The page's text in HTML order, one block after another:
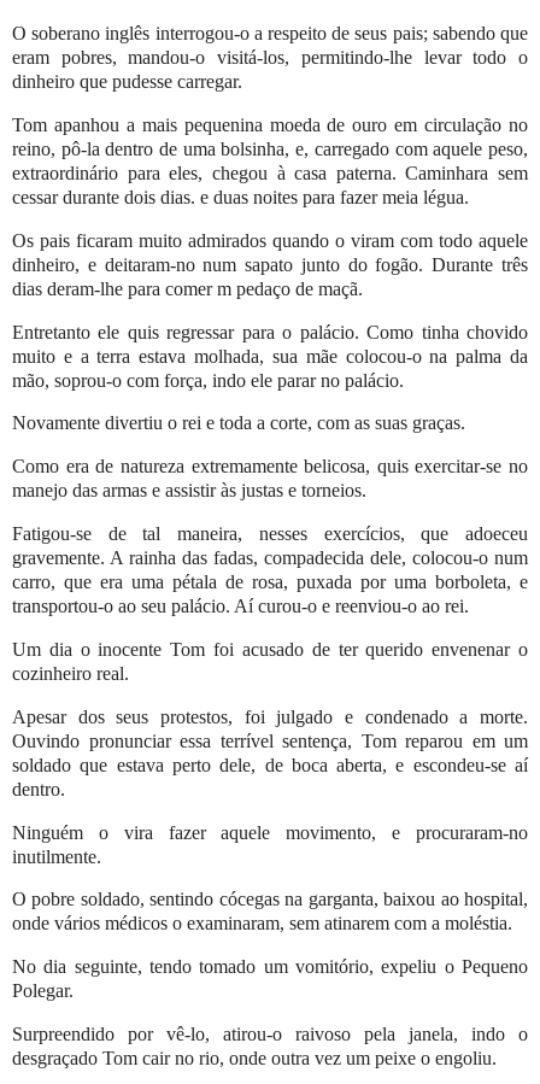
O soberano inglês interrogou-o a respeito de seus pais; sabendo que
eram pobres, mandou-o visitá-los, permitindo-lhe levar todo o
dinheiro que pudesse carregar.
Tom apanhou a mais pequenina moeda de ouro em circulação no
reino, pô-la dentro de uma bolsinha, e, carregado com aquele peso,
extraordinário para eles, chegou à casa paterna. Caminhara sem
cessar durante dois dias. e duas noites para fazer meia légua.
Os pais ficaram muito admirados quando o viram com todo aquele
dinheiro, e deitaram-no num sapato junto do fogão. Durante três
dias deram-lhe para comer m pedaço de maçã.
Entretanto ele quis regressar para o palácio. Como tinha chovido
muito e a terra estava molhada, sua mãe colocou-o na palma da
mão, soprou-o com força, indo ele parar no palácio.
Novamente divertiu o rei e toda a corte, com as suas graças.
Como era de natureza extremamente belicosa, quis exercitar-se no
manejo das armas e assistir às justas e torneios.
Fatigou-se de tal maneira, nesses exercícios, que adoeceu
gravemente. A rainha das fadas, compadecida dele, colocou-o num
carro, que era uma pétala de rosa, puxada por uma borboleta, e
transportou-o ao seu palácio. Aí curou-o e reenviou-o ao rei.
Um dia o inocente Tom foi acusado de ter querido envenenar o
cozinheiro real.
Apesar dos seus protestos, foi julgado e condenado a morte.
Ouvindo pronunciar essa terrível sentença, Tom reparou em um
soldado que estava perto dele, de boca aberta, e escondeu-se aí
dentro.
Ninguém o vira fazer aquele movimento, e procuraram-no
inutilmente.
O pobre soldado, sentindo cócegas na garganta, baixou ao hospital,
onde vários médicos o examinaram, sem atinarem com a moléstia.
No dia seguinte, tendo tomado um vomitório, expeliu o Pequeno
Polegar.
Surpreendido por vê-lo, atirou-o raivoso pela janela, indo o
desgraçado Tom cair no rio, onde outra vez um peixe o engoliu.